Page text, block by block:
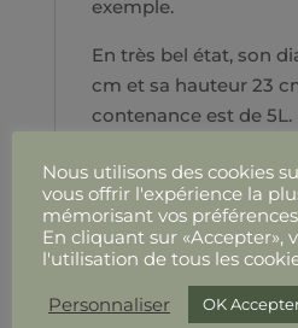
exemple.
En très bel état, son
cm et sa hauteur 23
contenance est de 5L.
Ces objets sont
vintage. Ils peuvent
cicatrices de leur
passée. Les photos
intégrante du
les couleurs peuvent
Nous utilisons des cookies
vous offrir l'expérience la
mémorisant vos
En cliquant sur «Accepter»,
l'utilisation de tous les
Personnaliser OK